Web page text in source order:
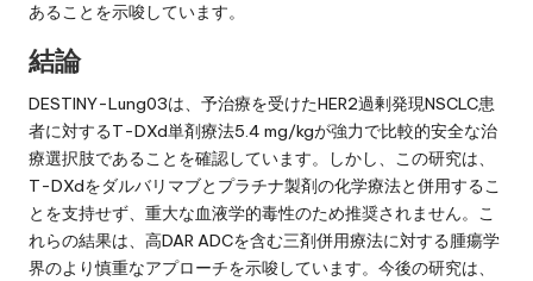
あることを示唆しています。
結論
DESTINY-Lung03は、予治療を受けたHER2過剰発現NSCLC患
者に対するT-DXd単剤療法5.4 mg/kgが強力で比較的安全な治
療選択肢であることを確認しています。しかし、この研究は、
T-DXdをダルバリマブとプラチナ製剤の化学療法と併用するこ
とを支持せず、重大な血液学的毒性のため推奨されません。こ
れらの結果は、高DAR ADCを含む三剤併用療法に対する腫瘍学
界のより慎重なアプローチを示唆しています。今後の研究は、